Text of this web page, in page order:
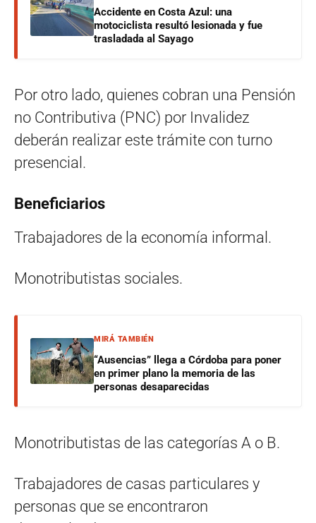
Accidente en Costa Azul: una
motociclista resultó lesionada y fue
trasladada al Sayago
Por otro lado, quienes cobran una Pensión
no Contributiva (PNC) por Invalidez
deberán realizar este trámite con turno
presencial.
Beneficiarios
Trabajadores de la economía informal.
Monotributistas sociales.
MIRÁ TAMBIÉN
“Ausencias” llega a Córdoba para poner
en primer plano la memoria de las
personas desaparecidas
Monotributistas de las categorías A o B.
Trabajadores de casas particulares y
personas que se encontraron